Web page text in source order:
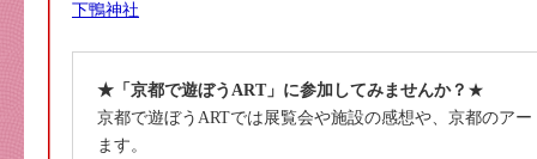
下鴨神社
★「京都で遊ぼうART」に参加してみませんか？ ★
京都で遊ぼうARTでは展覧会や施設の感想や、京都のア
ます。